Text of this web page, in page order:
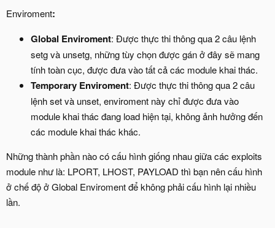
Enviroment:
Global Enviroment: Được thực thi thông qua 2 câu lệnh
setg và unsetg, những tùy chọn được gán ở đây sẽ mang
tính toàn cục, được đưa vào tất cả các module khai thác.
Temporary Enviroment: Được thực thi thông qua 2 câu
lệnh set và unset, enviroment này chỉ được đưa vào
module khai thác đang load hiện tại, không ảnh hưởng đến
các module khai thác khác.
Những thành phần nào có cấu hình giống nhau giữa các exploits
module như là: LPORT, LHOST, PAYLOAD thì bạn nên cấu hình
ở chế độ ở Global Enviroment để không phải cấu hình lại nhiều
lần.